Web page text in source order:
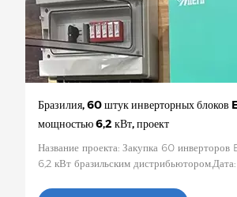
Бразилия, 60 штук инверторных блоков
мощностью 6,2 кВт, проект
Название проекта: Закупка 60
6,2 кВт бразильским